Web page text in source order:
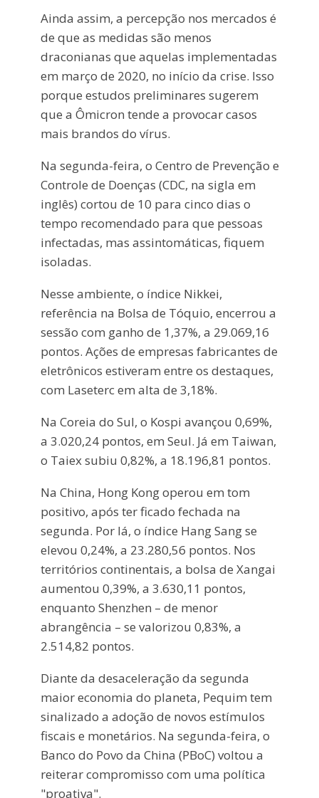
Ainda assim, a percepção nos mercados é
de que as medidas são menos
draconianas que aquelas implementadas
em março de 2020, no início da crise. Isso
porque estudos preliminares sugerem
que a Ômicron tende a provocar casos
mais brandos do vírus.
Na segunda-feira, o Centro de Prevenção e
Controle de Doenças (CDC, na sigla em
inglês) cortou de 10 para cinco dias o
tempo recomendado para que pessoas
infectadas, mas assintomáticas, fiquem
isoladas.
Nesse ambiente, o índice Nikkei,
referência na Bolsa de Tóquio, encerrou a
sessão com ganho de 1,37%, a 29.069,16
pontos. Ações de empresas fabricantes de
eletrônicos estiveram entre os destaques,
com Laseterc em alta de 3,18%.
Na Coreia do Sul, o Kospi avançou 0,69%,
a 3.020,24 pontos, em Seul. Já em Taiwan,
o Taiex subiu 0,82%, a 18.196,81 pontos.
Na China, Hong Kong operou em tom
positivo, após ter ficado fechada na
segunda. Por lá, o índice Hang Sang se
elevou 0,24%, a 23.280,56 pontos. Nos
territórios continentais, a bolsa de Xangai
aumentou 0,39%, a 3.630,11 pontos,
enquanto Shenzhen – de menor
abrangência – se valorizou 0,83%, a
2.514,82 pontos.
Diante da desaceleração da segunda
maior economia do planeta, Pequim tem
sinalizado a adoção de novos estímulos
fiscais e monetários. Na segunda-feira, o
Banco do Povo da China (PBoC) voltou a
reiterar compromisso com uma política
"proativa".